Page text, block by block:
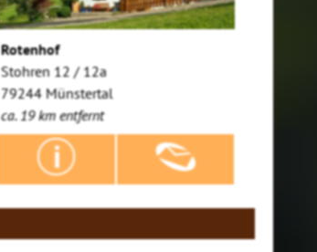
Rotenhof
Stohren 12 / 12a
79244 Münstertal
ca. 19 km entfernt